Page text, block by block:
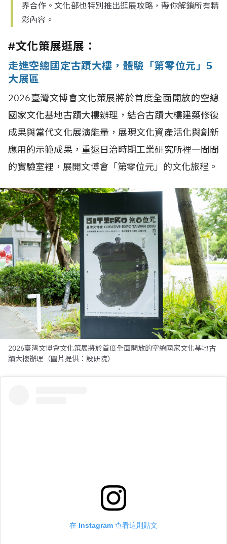
界合作。文化部也特別推出逛展攻略，帶你解鎖所有精
彩內容。
#文化策展逛展：
走進空總國定古蹟大樓，體驗「第零位元」5
大展區
2026臺灣文博會文化策展將於首度全面開放的空總
國家文化基地古蹟大樓辦理，結合古蹟大樓建築修復
成果與當代文化展演能量，展現文化資產活化與創新
應用的示範成果，重返日治時期工業研究所裡一間間
的實驗室裡，展開文博會「第零位元」的文化旅程。
2026臺灣文博會文化策展將於首度全面開放的空總國家文化基地古
蹟大樓辦理（圖片提供：設研院）
在 Instagram 查看這則貼文